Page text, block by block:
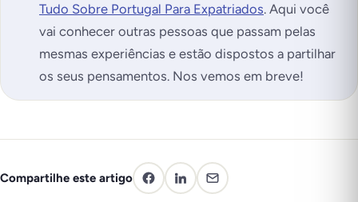
Tudo Sobre Portugal Para Expatriados. Aqui você
vai conhecer outras pessoas que passam pelas
mesmas experiências e estão dispostos a partilhar
os seus pensamentos. Nos vemos em breve!
Compartilhe este artigo